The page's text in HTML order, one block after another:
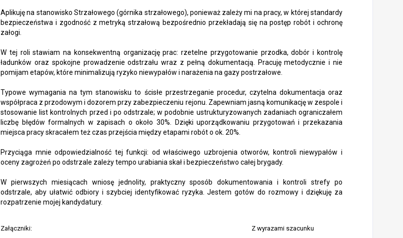
Aplikuję na stanowisko Strzałowego (górnika strzałowego), ponieważ zależy mi na pracy, w której standardy
bezpieczeństwa i zgodność z metryką strzałową bezpośrednio przekładają się na postęp robót i ochronę
załogi.
W tej roli stawiam na konsekwentną organizację prac: rzetelne przygotowanie przodka, dobór i kontrolę
ładunków oraz spokojne prowadzenie odstrzału wraz z pełną dokumentacją. Pracuję metodycznie i nie
pomijam etapów, które minimalizują ryzyko niewypałów i narażenia na gazy postrzałowe.
Typowe wymagania na tym stanowisku to ścisłe przestrzeganie procedur, czytelna dokumentacja oraz
współpraca z przodowym i dozorem przy zabezpieczeniu rejonu. Zapewniam jasną komunikację w zespole i
stosowanie list kontrolnych przed i po odstrzale; w podobnie ustrukturyzowanych zadaniach ograniczałem
liczbę błędów formalnych w zapisach o około 30%. Dzięki uporządkowaniu przygotowań i przekazania
miejsca pracy skracałem też czas przejścia między etapami robót o ok. 20%.
Przyciąga mnie odpowiedzialność tej funkcji: od właściwego uzbrojenia otworów, kontroli niewypałów i
oceny zagrożeń po odstrzale zależy tempo urabiania skał i bezpieczeństwo całej brygady.
W pierwszych miesiącach wniosę jednolity, praktyczny sposób dokumentowania i kontroli strefy po
odstrzale, aby ułatwić odbiory i szybciej identyfikować ryzyka. Jestem gotów do rozmowy i dziękuję za
rozpatrzenie mojej kandydatury.
Załączniki: Z wyrazami szacunku